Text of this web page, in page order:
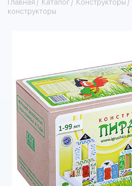
Главная / Каталог / Конструкторы /
конструкторы